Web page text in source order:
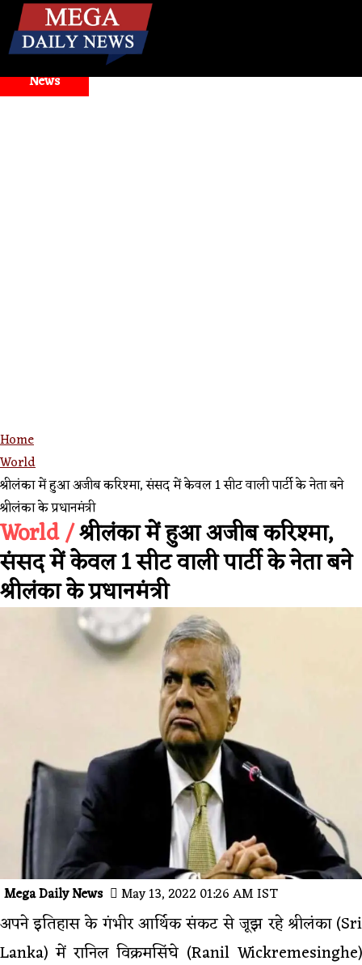
News
Home
World
श्रीलंका में हुआ अजीब करिश्मा, संसद में केवल 1 सीट वाली पार्टी के नेता बने
श्रीलंका के प्रधानमंत्री
World /श्रीलंका में हुआ अजीब करिश्मा,
संसद में केवल 1 सीट वाली पार्टी के नेता बने
श्रीलंका के प्रधानमंत्री
Mega Daily News May 13, 2022 01:26 AM IST
अपने इतिहास के गंभीर आर्थिक संकट से जूझ रहे श्रीलंका (Sri
Lanka) में रानिल विक्रमसिंघे (Ranil Wickremesinghe)